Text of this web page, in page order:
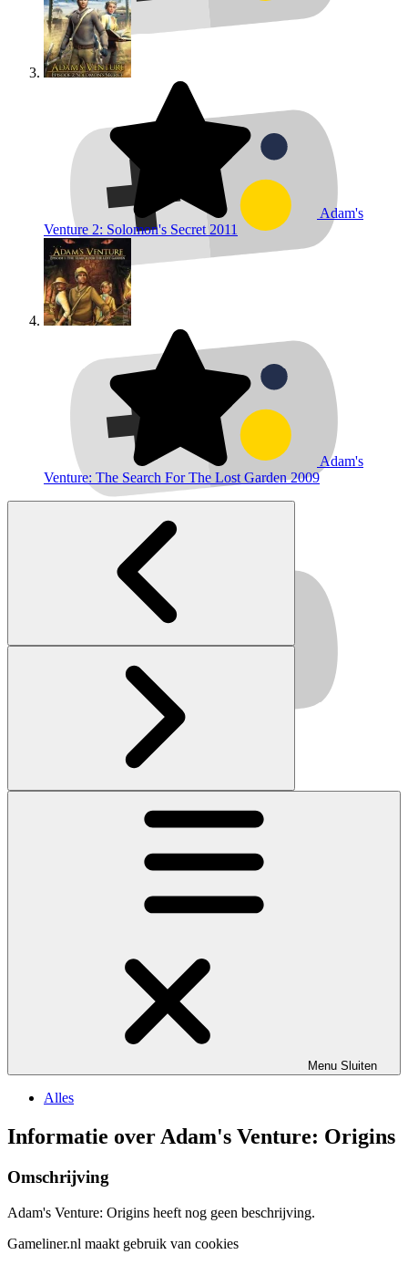
Adam's
Venture 2: Solomon's Secret 2011
Adam's
Venture: The Search For The Lost Garden2009
Menu Sluiten
Alles
Informatie over Adam's Venture: Origins
Omschrijving
Adam's Venture: Origins heeft nog geen beschrijving.
Gameliner.nl maakt gebruik van cookies